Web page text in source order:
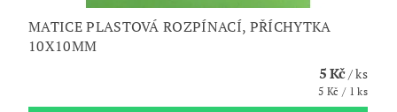
MATICE PLASTOVÁ ROZPÍNACÍ, PŘÍCHYTKA
10X10MM
5 Kč/ ks
5 Kč / 1 ks